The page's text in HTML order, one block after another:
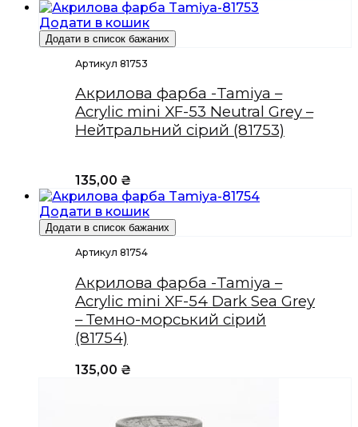
Додати в кошик
Додати в список бажаних
Артикул 81753
Акрилова фарба -Tamiya –
Acrylic mini XF-53 Neutral Grey –
Нейтральний сірий (81753)
135,00 ₴
Додати в кошик
Додати в список бажаних
Артикул 81754
Акрилова фарба -Tamiya –
Acrylic mini XF-54 Dark Sea Grey
– Темно-морський сірий
(81754)
135,00 ₴